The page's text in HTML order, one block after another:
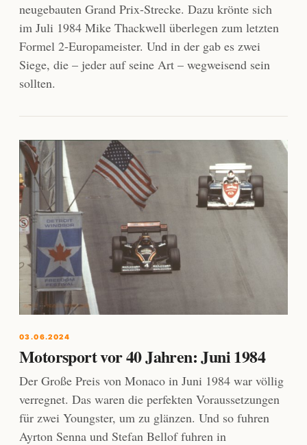
neugebauten Grand Prix-Strecke. Dazu krönte sich
im Juli 1984 Mike Thackwell überlegen zum letzten
Formel 2-Europameister. Und in der gab es zwei
Siege, die – jeder auf seine Art – wegweisend sein
sollten.
03.06.2024
Motorsport vor 40 Jahren: Juni 1984
Der Große Preis von Monaco in Juni 1984 war völlig
verregnet. Das waren die perfekten Voraussetzungen
für zwei Youngster, um zu glänzen. Und so fuhren
Ayrton Senna und Stefan Bellof fuhren in